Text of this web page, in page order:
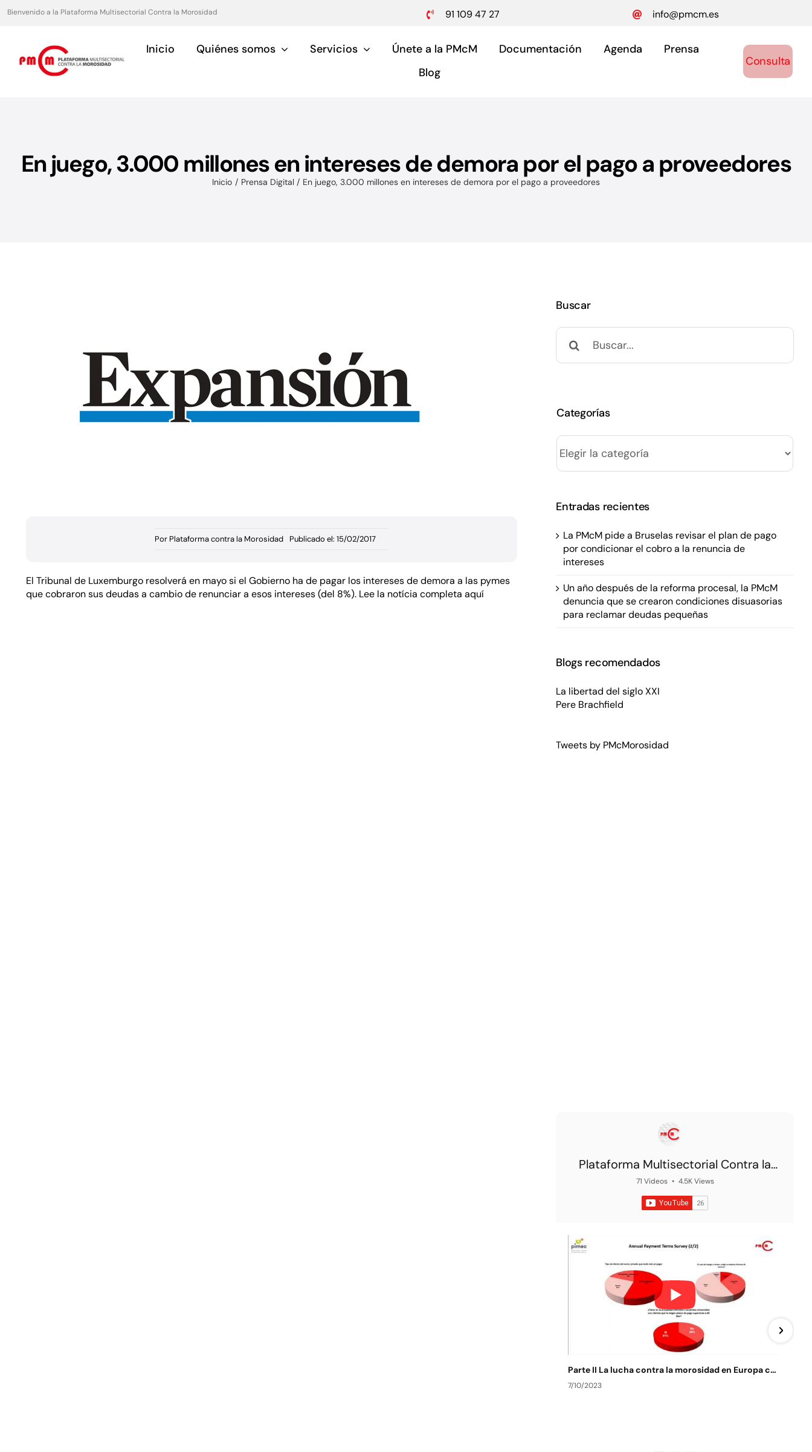
Bienvenido a la Plataforma Multisectorial Contra la Morosidad 91 109 47 27 info@pmcm.es
Inicio Quiénes somos Servicios
Asociaciones Pymes y autónomos
Únete a la PMcM Documentación Agenda
Prensa
Blog
Consulta
En juego, 3.000 millones en intereses de demora por el pago a proveedores
Inicio Prensa Digital En juego, 3.000 millones en intereses de demora por el pago a proveedores
Por Plataforma contra la Morosidad Publicado el: 15/02/2017
El Tribunal de Luxemburgo resolverá en mayo si el Gobierno ha de pagar los intereses de demora a las pymes
que cobraron sus deudas a cambio de renunciar a esos intereses (del 8%). Lee la notícia completa aquí
Buscar
Buscar:
Categorías
Categorías
Entradas recientes
La PMcM pide a Bruselas revisar el plan de pago
por condicionar el cobro a la renuncia de
intereses
Un año después de la reforma procesal, la PMcM
denuncia que se crearon condiciones disuasorias
para reclamar deudas pequeñas
Blogs recomendados
La libertad del siglo XXI
Pere Brachfield
Tweets by PMcMorosidad
Plataforma Multisectorial Contra la
Morosidad
71 Videos • 4.5K Views
Parte II La lucha contra la morosidad en Europa contexto actual y de futuro
7/10/2023